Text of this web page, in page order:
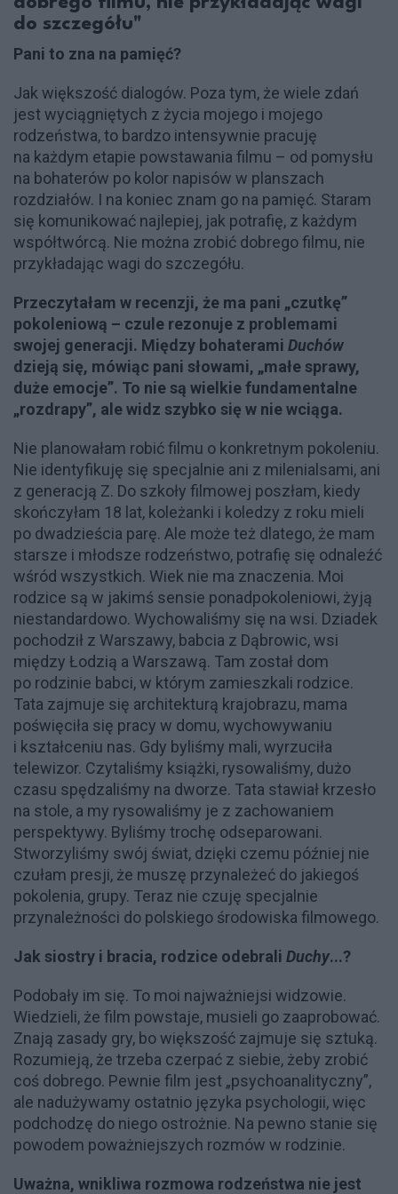
do szczegółu"
Pani to zna na pamięć?
Jak większość dialogów. Poza tym, że wiele zdań
jest wyciągniętych z życia mojego i mojego
rodzeństwa, to bardzo intensywnie pracuję
na każdym etapie powstawania filmu – od pomysłu
na bohaterów po kolor napisów w planszach
rozdziałów. I na koniec znam go na pamięć. Staram
się komunikować najlepiej, jak potrafię, z każdym
współtwórcą. Nie można zrobić dobrego filmu, nie
przykładając wagi do szczegółu.
Przeczytałam w recenzji, że ma pani „czutkę”
pokoleniową – czule rezonuje z problemami
swojej generacji. Między bohaterami Duchów
dzieją się, mówiąc pani słowami, „małe sprawy,
duże emocje”. To nie są wielkie fundamentalne
„rozdrapy”, ale widz szybko się w nie wciąga.
Nie planowałam robić filmu o konkretnym pokoleniu.
Nie identyfikuję się specjalnie ani z milenialsami, ani
z generacją Z. Do szkoły filmowej poszłam, kiedy
skończyłam 18 lat, koleżanki i koledzy z roku mieli
po dwadzieścia parę. Ale może też dlatego, że mam
starsze i młodsze rodzeństwo, potrafię się odnaleźć
wśród wszystkich. Wiek nie ma znaczenia. Moi
rodzice są w jakimś sensie ponadpokoleniowi, żyją
niestandardowo. Wychowaliśmy się na wsi. Dziadek
pochodził z Warszawy, babcia z Dąbrowic, wsi
między Łodzią a Warszawą. Tam został dom
po rodzinie babci, w którym zamieszkali rodzice.
Tata zajmuje się architekturą krajobrazu, mama
poświęciła się pracy w domu, wychowywaniu
i kształceniu nas. Gdy byliśmy mali, wyrzuciła
telewizor. Czytaliśmy książki, rysowaliśmy, dużo
czasu spędzaliśmy na dworze. Tata stawiał krzesło
na stole, a my rysowaliśmy je z zachowaniem
perspektywy. Byliśmy trochę odseparowani.
Stworzyliśmy swój świat, dzięki czemu później nie
czułam presji, że muszę przynależeć do jakiegoś
pokolenia, grupy. Teraz nie czuję specjalnie
przynależności do polskiego środowiska filmowego.
Jak siostry i bracia, rodzice odebrali Duchy...?
Podobały im się. To moi najważniejsi widzowie.
Wiedzieli, że film powstaje, musieli go zaaprobować.
Znają zasady gry, bo większość zajmuje się sztuką.
Rozumieją, że trzeba czerpać z siebie, żeby zrobić
coś dobrego. Pewnie film jest „psychoanalityczny”,
ale nadużywamy ostatnio języka psychologii, więc
podchodzę do niego ostrożnie. Na pewno stanie się
powodem poważniejszych rozmów w rodzinie.
Uważna, wnikliwa rozmowa rodzeństwa nie jest